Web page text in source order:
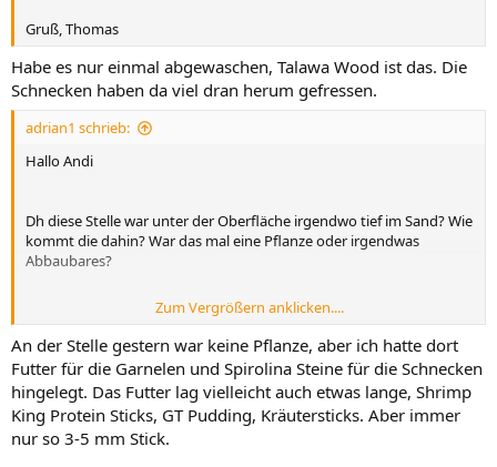
Gruß, Thomas
Habe es nur einmal abgewaschen, Talawa Wood ist das. Die
Schnecken haben da viel dran herum gefressen.
adrian1 schrieb:
Hallo Andi
Dh diese Stelle war unter der Oberfläche irgendwo tief im Sand? Wie
kommt die dahin? War das mal eine Pflanze oder irgendwas
Abbaubares?
Das ist der anaerobe Abbau schwefelhaltiger Aminosäuren.
Die Bucephalandras sollten übrigens nicht im Sand stecken, weil das
Rhizom sonst zu faulen beginnt. Die kannst du nur in groben Kies
stecken oder aufbinden oder aufpassen, dass die Wurzeln im Sand
sind und das Rhizom darüber.
Zum Vergrößern anklicken....
An der Stelle gestern war keine Pflanze, aber ich hatte dort
Futter für die Garnelen und Spirolina Steine für die Schnecken
hingelegt. Das Futter lag vielleicht auch etwas lange, Shrimp
King Protein Sticks, GT Pudding, Kräutersticks. Aber immer
nur so 3-5 mm Stick.